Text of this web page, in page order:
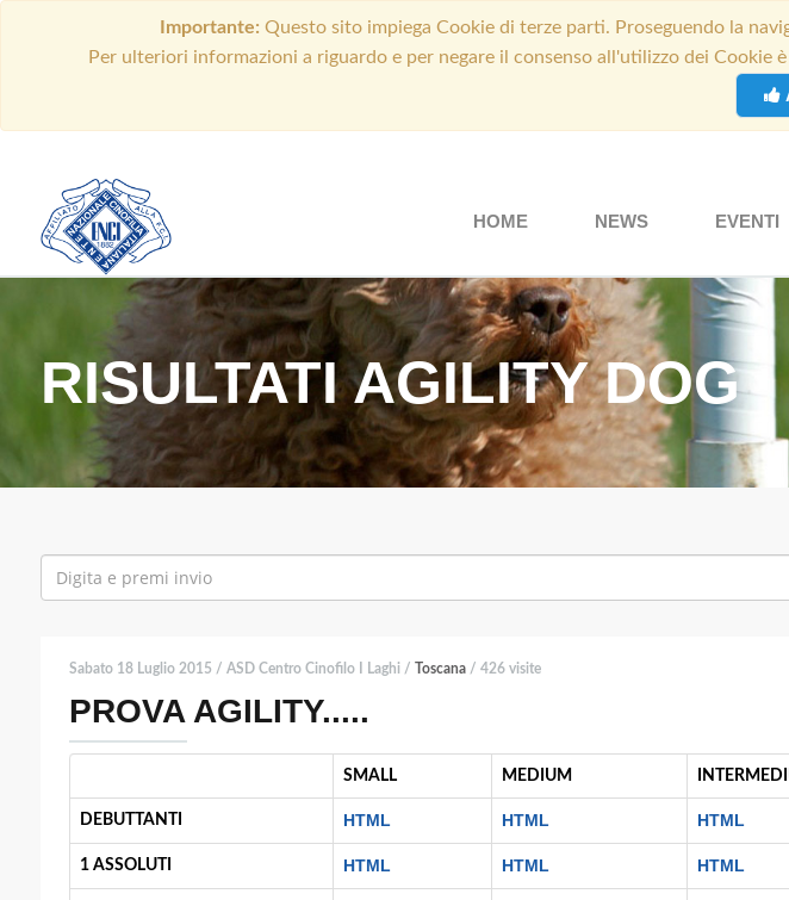
Importante: Questo sito impiega Cookie di terze parti. Proseguendo la
Per ulteriori informazioni a riguardo e per negare il consenso all'utilizzo dei
HOME NEWS EVENTI
RISULTATI AGILITY DOG
Sabato 18 Luglio 2015 / ASD Centro Cinofilo I Laghi / Toscana/ 426 visite
PROVA AGILITY.....
SMALL MEDIUM
DEBUTTANTI HTML HTML HTML
1 ASSOLUTI HTML HTML HTML